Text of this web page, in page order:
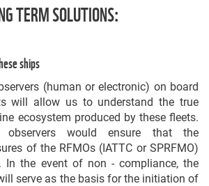
TERM SOLUTIONS:
ships
(human or electronic) on board
will allow us to understand the true
ecosystem produced by these fleets.
would ensure that the
of the RFMOs (IATTC or SPRFMO)
In the event of non - compliance, the
serve as the basis for the initiation of